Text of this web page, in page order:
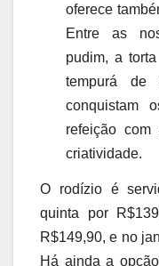
oferece
Entre as
pudim, a
tempurá
conquistam
refeição
criatividade.
O rodízio é
quinta por
R$149,90, e no
Há ainda a